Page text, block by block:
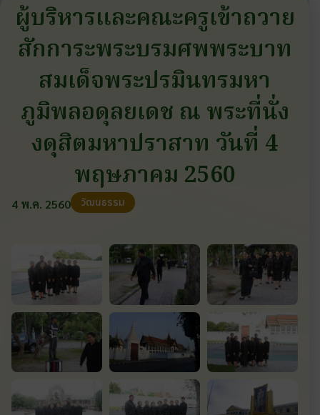
ผู้บริหารและคณะครูเข้าถวาย
สักการะพระบรมศพพระบาท
สมเด็จพระปรมินทรมหา
ภูมิพลอดุลยเดช ณ พระที่นั่ง
งดุสิตมหาปราสาท วันที่ 4
พฤษภาคม 2560
4 พ.ค. 2560 วัฒนธรรม